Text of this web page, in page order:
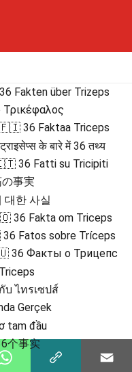
Fakten über Trizeps
36 Faktaa Triceps
के बारे में 36 तथ्य
36 Fatti su Tricipiti
事実
한 사실
36 Fakta om Triceps
Fatos sobre Tríceps
36 Факты о Трицепс
บ ไทรเซปส์
Gerçek
tam đầu
个事实